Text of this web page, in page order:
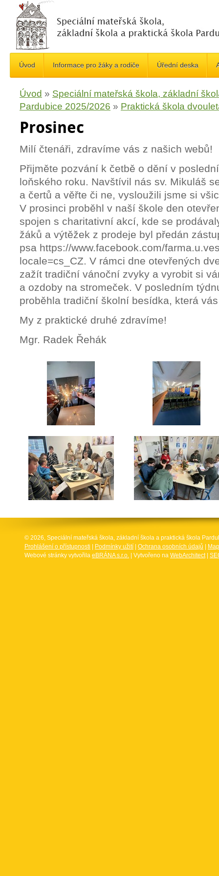
Úvod Informace pro žáky a rodiče Úřední deska
Úvod » Speciální mateřská škola, základní
Pardubice 2025/2026 » Praktická škola
Prosinec
Milí čtenáři, zdravíme vás z našich webů!
Přijměte pozvání k četbě o dění v
loňského roku. Navštívil nás sv. Mikuláš
a čertů a věřte či ne, vysloužili jsme si
V prosinci proběhl v naší škole den
spojen s charitativní akcí, kde se
žáků a výtěžek z prodeje byl předán
psa https://www.facebook.com/
locale=cs_CZ. V rámci dne otevřených
zažít tradiční vánoční zvyky a vyrobit si
a ozdoby na stromeček. V posledním
proběhla tradiční školní besídka, která
My z praktické druhé zdravíme!
Mgr. Radek Řehák
© 2026, Speciální mateřská škola, základní škola a praktická škola
Prohlášení o přístupnosti
Podmínky užití Ochrana osobních údajů
Webové stránky vytvořila eBRÁNA s.r.o. | Vytvořeno na WebArchitect|